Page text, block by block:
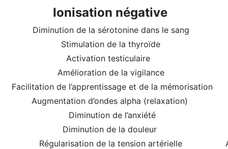
Ionisation négative
Diminution de la sérotonine dans le sang
Stimulation de la thyroïde
Activation testiculaire
Amélioration de la vigilance
Facilitation de l’apprentissage et de la mémorisation
Augmentation d’ondes alpha (relaxation)
Diminution de l’anxiété
Diminution de la douleur
Régularisation de la tension artérielle